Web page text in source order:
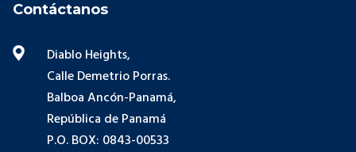
Contáctanos
Diablo Heights,
Calle Demetrio Porras.
Balboa Ancón-Panamá,
República de Panamá
P.O. BOX: 0843-00533